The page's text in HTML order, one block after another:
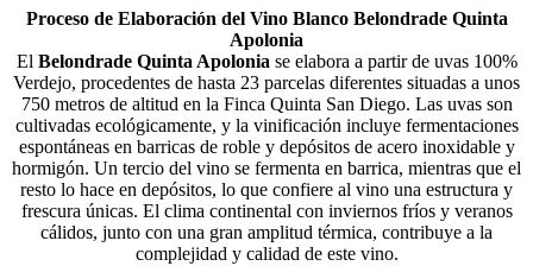
Proceso de Elaboración del Vino Blanco Belondrade Quinta
Apolonia
El Belondrade Quinta Apolonia se elabora a partir de uvas 100%
Verdejo, procedentes de hasta 23 parcelas diferentes situadas a unos
750 metros de altitud en la Finca Quinta San Diego. Las uvas son
cultivadas ecológicamente, y la vinificación incluye fermentaciones
espontáneas en barricas de roble y depósitos de acero inoxidable y
hormigón. Un tercio del vino se fermenta en barrica, mientras que el
resto lo hace en depósitos, lo que confiere al vino una estructura y
frescura únicas. El clima continental con inviernos fríos y veranos
cálidos, junto con una gran amplitud térmica, contribuye a la
complejidad y calidad de este vino​.